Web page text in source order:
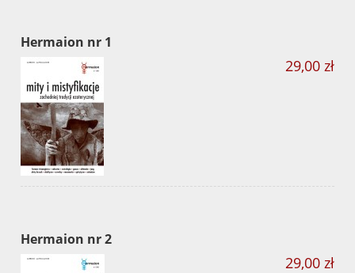
Hermaion nr 1
29,00 zł
Hermaion nr 2
29,00 zł